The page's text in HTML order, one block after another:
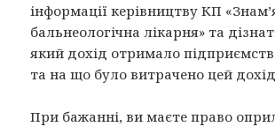
інформації керівництву КП
бальнеологічна лікарня» та
який дохід отримало
та на що було витрачено цей
При бажанні, ви маєте право